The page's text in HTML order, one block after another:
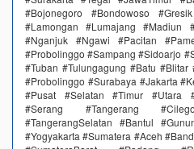
#Bojonegoro #Bondowoso
#Lamongan #Lumajang #Madiun
#Nganjuk #Ngawi #Pacitan
#Probolinggo #Sampang #Sidoarjo
#Tuban #Tulungagung #Batu
#Probolinggo #Surabaya #Jakarta
#Pusat #Selatan #Timur #Utara
#Serang #Tangerang
#TangerangSelatan #Bantul
#Yogyakarta #Sumatera #Aceh